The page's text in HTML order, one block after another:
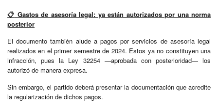
📋 Gastos de asesoría legal: ya están autorizados por una norma
posterior
El documento también alude a pagos por servicios de asesoría legal
realizados en el primer semestre de 2024. Estos ya no constituyen una
infracción, pues la Ley 32254 —aprobada con posterioridad— los
autorizó de manera expresa.
Sin embargo, el partido deberá presentar la documentación que acredite
la regularización de dichos pagos.